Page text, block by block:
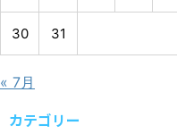
30 31
« 7月
カテゴリー